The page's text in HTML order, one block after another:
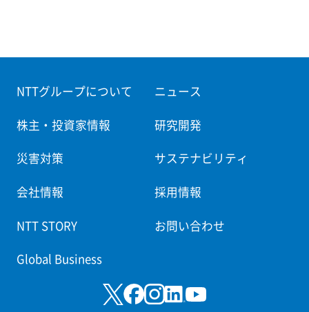
NTTグループについて ニュース
株主・投資家情報 研究開発
災害対策 サステナビリティ
会社情報 採用情報
NTT STORY お問い合わせ
Global Business